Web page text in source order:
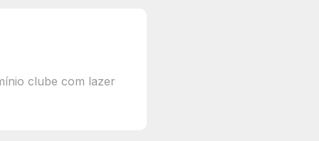
clube com lazer